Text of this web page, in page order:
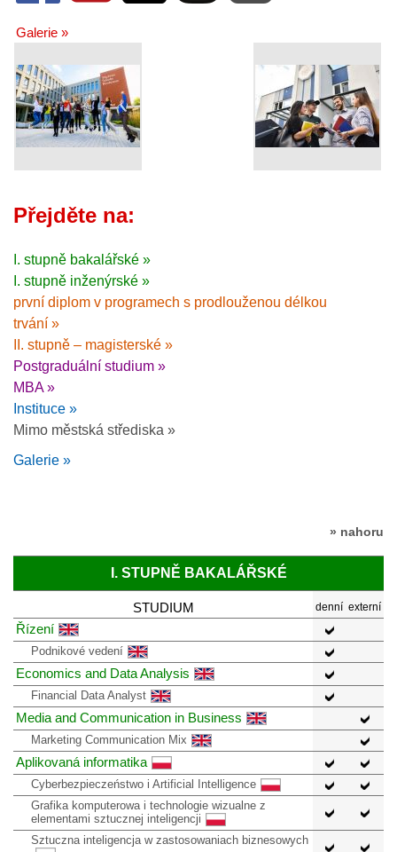
Galerie »
Přejděte na:
I. stupně bakalářské »
I. stupně inženýrské »
první diplom v programech s prodlouženou délkou
trvání »
II. stupně – magisterské »
Postgraduální studium »
MBA »
Instituce »
Mimo městská střediska »
Galerie »
» nahoru
I. STUPNĚ BAKALÁŘSKÉ
STUDIUM denní externí
Řízení
Podnikové vedení
Economics and Data Analysis
Financial Data Analyst
Media and Communication in Business
Marketing Communication Mix
Aplikovaná informatika
Cyberbezpieczeństwo i Artificial Intelligence
Grafika komputerowa i technologie wizualne z
elementami sztucznej inteligencji
Sztuczna inteligencja w zastosowaniach biznesowych